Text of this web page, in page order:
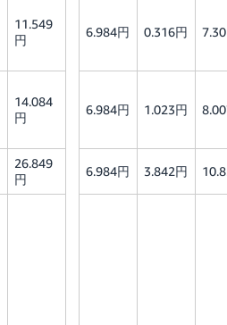
11.549
円
6.984円 0.316円
14.084
円
6.984円 1.023円
26.849
円
6.984円 3.842円